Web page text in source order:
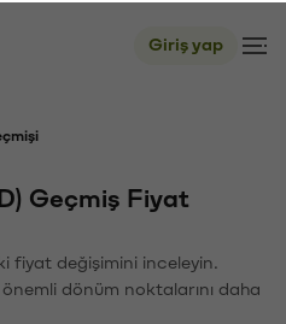
Giriş yap
Geçmiş Fiyat
fiyat değişimini inceleyin.
dönüm noktalarını daha